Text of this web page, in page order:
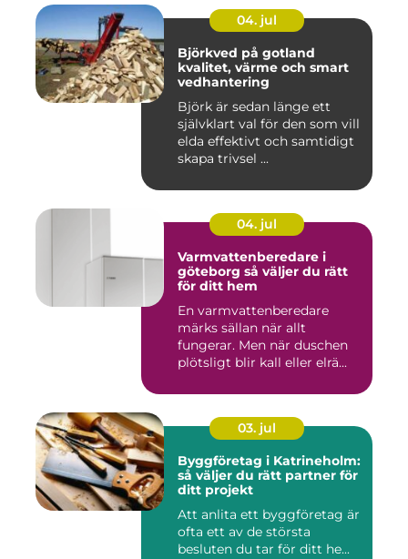
04. jul
Björkved på gotland
kvalitet, värme och smart
vedhantering
Björk är sedan länge ett
självklart val för den som vill
elda effektivt och samtidigt
skapa trivsel ...
04. jul
Varmvattenberedare i
göteborg så väljer du rätt
för ditt hem
En varmvattenberedare
märks sällan när allt
fungerar. Men när duschen
plötsligt blir kall eller elrä...
03. jul
Byggföretag i Katrineholm:
så väljer du rätt partner för
ditt projekt
Att anlita ett byggföretag är
ofta ett av de största
besluten du tar för ditt he...